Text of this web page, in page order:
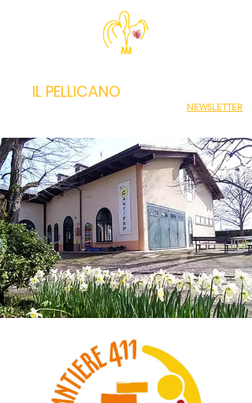
IL PELLICANO
NEWSLETTER